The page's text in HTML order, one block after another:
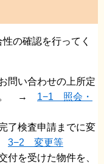
の確認を行ってく
問い合わせの上所定
。 → 1−1 照会・
了検査申請までに変
3−2 変更等
付を受けた物件を、